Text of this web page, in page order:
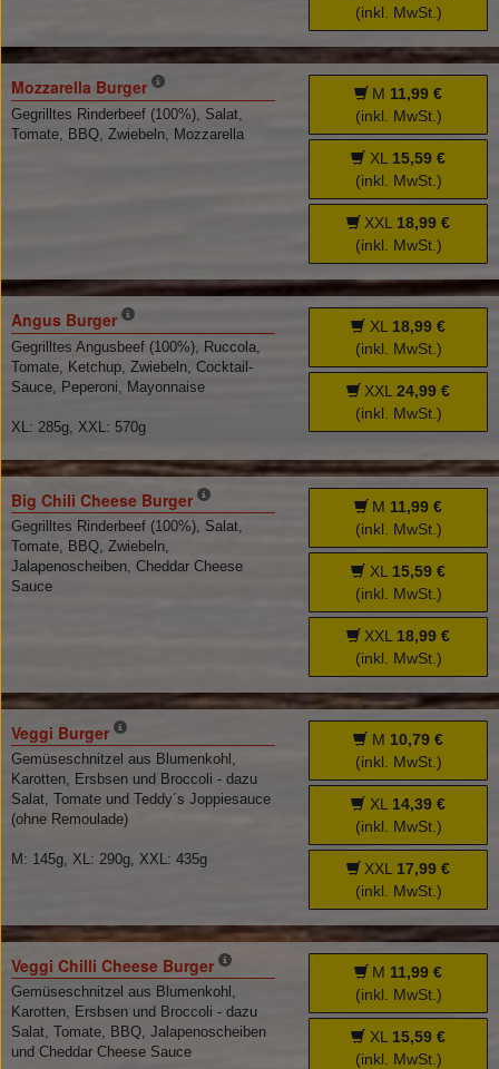
(inkl. MwSt.)
Mozzarella Burger
Gegrilltes Rinderbeef (100%), Salat,
Tomate, BBQ, Zwiebeln, Mozzarella
M 11,99 €
(inkl. MwSt.)
XL 15,59 €
(inkl. MwSt.)
XXL 18,99 €
(inkl. MwSt.)
Angus Burger
Gegrilltes Angusbeef (100%), Ruccola,
Tomate, Ketchup, Zwiebeln, Cocktail-
Sauce, Peperoni, Mayonnaise
XL: 285g, XXL: 570g
XL 18,99 €
(inkl. MwSt.)
XXL24,99 €
(inkl. MwSt.)
Big Chili Cheese Burger
Gegrilltes Rinderbeef (100%), Salat,
Tomate, BBQ, Zwiebeln,
Jalapenoscheiben, Cheddar Cheese
Sauce
M 11,99 €
(inkl. MwSt.)
XL 15,59 €
(inkl. MwSt.)
XXL 18,99 €
(inkl. MwSt.)
Veggi Burger
Gemüseschnitzel aus Blumenkohl,
Karotten, Ersbsen und Broccoli - dazu
Salat, Tomate und Teddy´s Joppiesauce
(ohne Remoulade)
M: 145g, XL: 290g, XXL: 435g
M 10,79 €
(inkl. MwSt.)
XL 14,39 €
(inkl. MwSt.)
XXL 17,99 €
(inkl. MwSt.)
Veggi Chilli Cheese Burger
Gemüseschnitzel aus Blumenkohl,
Karotten, Ersbsen und Broccoli - dazu
Salat, Tomate, BBQ, Jalapenoscheiben
und Cheddar Cheese Sauce
M 11,99 €
(inkl. MwSt.)
XL 15,59 €
(inkl. MwSt.)